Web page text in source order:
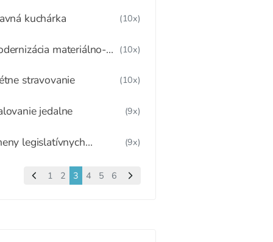
kuchárka (10x)
materiálno-
štýle.
(10x)
stravovanie (10x)
jedalne (9x)
legislatívnych
(9x)
1 2 3 4 5 6